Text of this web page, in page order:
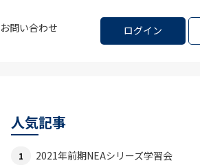
ログイン
お問い合わせ
人気記事
2021年前期NEAシリーズ学習会